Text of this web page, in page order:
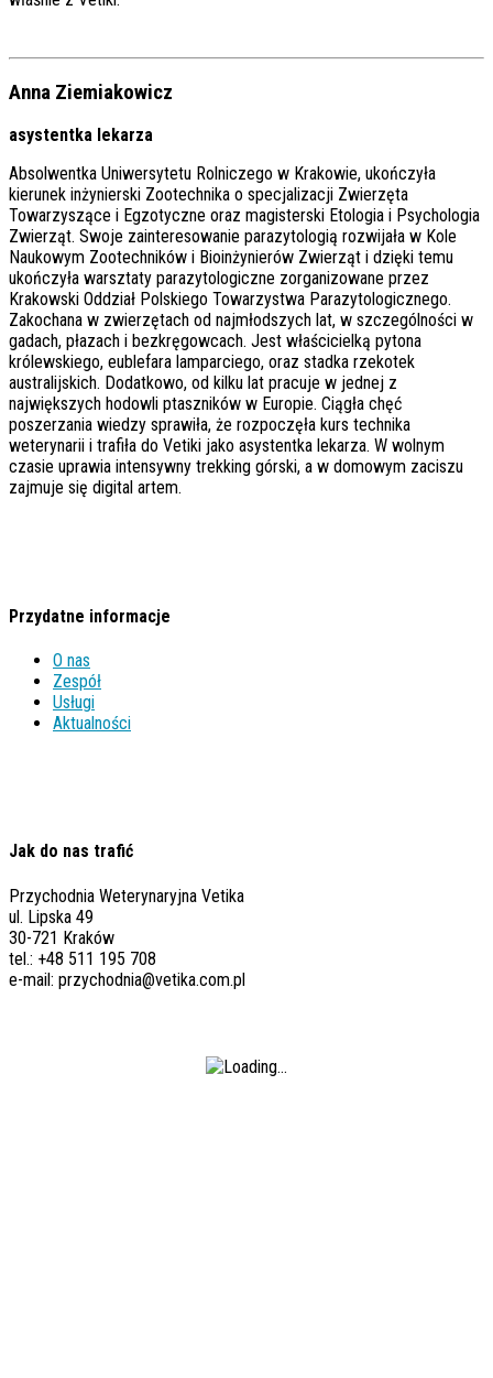
Anna Ziemiakowicz
asystentka lekarza
Absolwentka Uniwersytetu Rolniczego w Krakowie, ukończyła
kierunek inżynierski Zootechnika o specjalizacji Zwierzęta
Towarzyszące i Egzotyczne oraz magisterski Etologia i Psychologia
Zwierząt. Swoje zainteresowanie parazytologią rozwijała w Kole
Naukowym Zootechników i Bioinżynierów Zwierząt i dzięki temu
ukończyła warsztaty parazytologiczne zorganizowane przez
Krakowski Oddział Polskiego Towarzystwa Parazytologicznego.
Zakochana w zwierzętach od najmłodszych lat, w szczególności w
gadach, płazach i bezkręgowcach. Jest właścicielką pytona
królewskiego, eublefara lamparciego, oraz stadka rzekotek
australijskich. Dodatkowo, od kilku lat pracuje w jednej z
największych hodowli ptaszników w Europie. Ciągła chęć
poszerzania wiedzy sprawiła, że rozpoczęła kurs technika
weterynarii i trafiła do Vetiki jako asystentka lekarza. W wolnym
czasie uprawia intensywny trekking górski, a w domowym zaciszu
zajmuje się digital artem.
Przydatne informacje
O nas
Zespół
Usługi
Aktualności
Jak do nas trafić
Przychodnia Weterynaryjna Vetika
ul. Lipska 49
30-721 Kraków
tel.: +48 511 195 708
e-mail: przychodnia@vetika.com.pl